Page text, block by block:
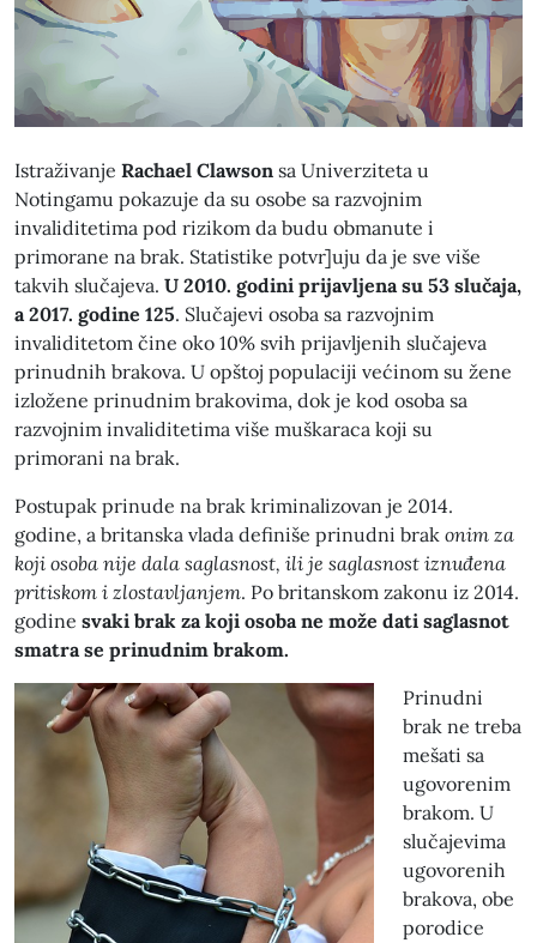
Istraživanje Rachael Clawson sa Univerziteta u
Notingamu pokazuje da su osobe sa razvojnim
invaliditetima pod rizikom da budu obmanute i
primorane na brak. Statistike potvr]uju da je sve više
takvih slučajeva. U 2010. godini prijavljena su 53 slučaja,
a 2017. godine 125. Slučajevi osoba sa razvojnim
invaliditetom čine oko 10% svih prijavljenih slučajeva
prinudnih brakova. U opštoj populaciji većinom su žene
izložene prinudnim brakovima, dok je kod osoba sa
razvojnim invaliditetima više muškaraca koji su
primorani na brak.
Postupak prinude na brak kriminalizovan je 2014.
godine, a britanska vlada definiše prinudni brak onim za
koji osoba nije dala saglasnost, ili je saglasnost iznuđena
pritiskom i zlostavljanjem. Po britanskom zakonu iz 2014.
godine svaki brak za koji osoba ne može dati saglasnot
smatra se prinudnim brakom.
Prinudni
brak ne treba
mešati sa
ugovorenim
brakom. U
slučajevima
ugovorenih
brakova, obe
porodice